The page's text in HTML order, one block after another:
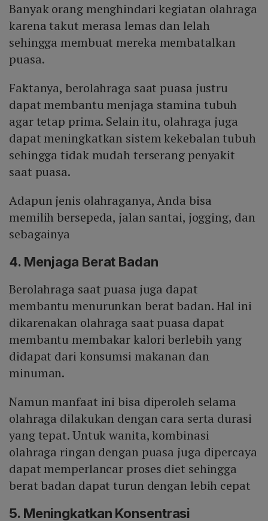
Banyak orang menghindari kegiatan olahraga
karena takut merasa lemas dan lelah
sehingga membuat mereka membatalkan
puasa.
Faktanya, berolahraga saat puasa justru
dapat membantu menjaga stamina tubuh
agar tetap prima. Selain itu, olahraga juga
dapat meningkatkan sistem kekebalan tubuh
sehingga tidak mudah terserang penyakit
saat puasa.
Adapun jenis olahraganya, Anda bisa
memilih bersepeda, jalan santai, jogging, dan
sebagainya
4. Menjaga Berat Badan
Berolahraga saat puasa juga dapat
membantu menurunkan berat badan. Hal ini
dikarenakan olahraga saat puasa dapat
membantu membakar kalori berlebih yang
didapat dari konsumsi makanan dan
minuman.
Namun manfaat ini bisa diperoleh selama
olahraga dilakukan dengan cara serta durasi
yang tepat. Untuk wanita, kombinasi
olahraga ringan dengan puasa juga dipercaya
dapat memperlancar proses diet sehingga
berat badan dapat turun dengan lebih cepat
5. Meningkatkan Konsentrasi